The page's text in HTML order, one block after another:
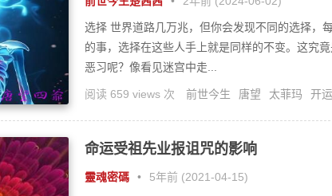
选择 世界道路几万兆，但你会发现不同的选择，
的事，选择在这些人手上就是同样的不变。这究
恶习呢？像看见迷宫中走...
阅读 659 views 次 前世今生 唐望 太菲玛 开运
命运受祖先业报诅咒的影响
靈魂密碼 • 5年前 (2021-04-15)